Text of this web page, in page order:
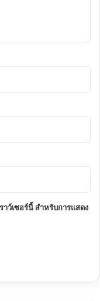
ว์เซอร์นี้ สำหรับการแสดง